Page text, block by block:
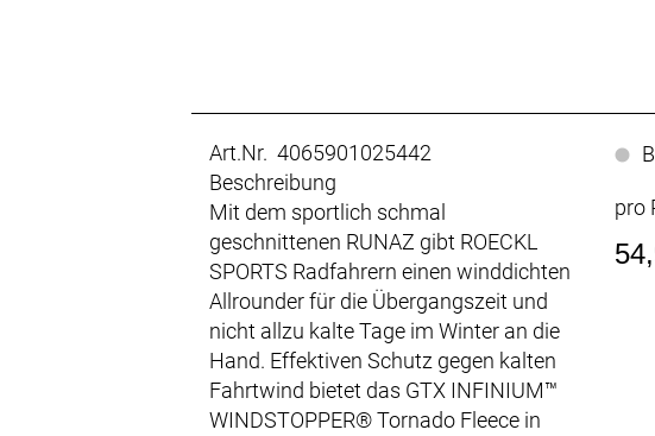
Art.Nr. 4065901025442
Beschreibung
Mit dem sportlich schmal
geschnittenen RUNAZ gibt ROECKL
SPORTS Radfahrern einen winddichten
Allrounder für die Übergangszeit und
nicht allzu kalte Tage im Winter an die
Hand. Effektiven Schutz gegen kalten
Fahrtwind bietet das GTX INFINIUM™
WINDSTOPPER® Tornado Fleece in
pro